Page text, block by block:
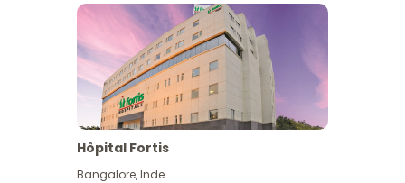
Hôpital Fortis
Bangalore,Inde